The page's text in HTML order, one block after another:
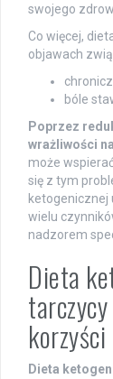
swojego
Co więcej,
objawach
bóle
Poprzez
wrażliwości
może
się z tym
ketogenicznej
wielu
nadzorem
Dieta
Dieta